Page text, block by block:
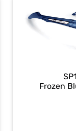
Frozen